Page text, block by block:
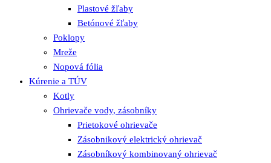
Plastové žľaby
Betónové žľaby
Poklopy
Mreže
Nopová fólia
Kúrenie a TÚV
Kotly
Ohrievače vody, zásobníky
Prietokové ohrievače
Zásobnikový elektrický ohrievač
Zásobníkový kombinovaný ohrievač